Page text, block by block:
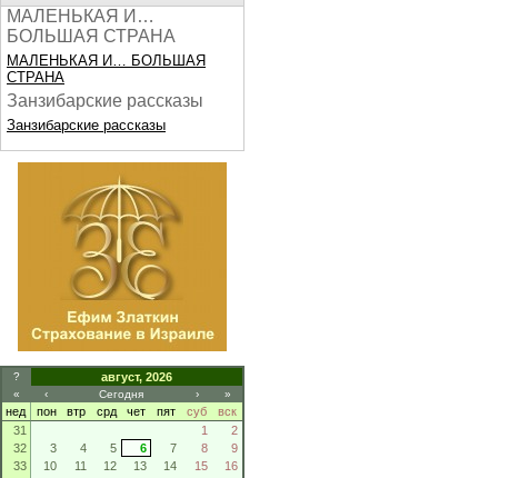
МАЛЕНЬКАЯ И…
БОЛЬШАЯ СТРАНА
МАЛЕНЬКАЯ И… БОЛЬШАЯ
СТРАНА
Занзибарские рассказы
Занзибарские рассказы
? август, 2026
« ‹ Сегодня › »
нед пон втр срд чет пят суб
вск
31
1
2
32
3 4 5 6 7 8
9
33
10 11 12 13 14 15
16